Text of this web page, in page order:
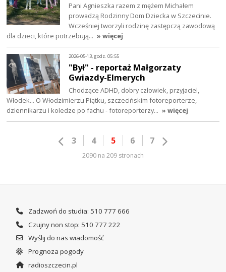
Pani Agnieszka razem z mężem Michałem
prowadzą Rodzinny Dom Dziecka w Szczecinie.
Wcześniej tworzyli rodzinę zastępczą zawodową
dla dzieci, które potrzebują… » więcej
2026-05-13, godz. 05:55
"Był" - reportaż Małgorzaty
Gwiazdy-Elmerych
Chodzące ADHD, dobry człowiek, przyjaciel,
Włodek... O Włodzimierzu Piątku, szczecińskim fotoreporterze,
dziennikarzu i koledze po fachu - fotoreporterzy… » więcej
3 4 5 6 7
2090 na 209 stronach
Zadzwoń do studia: 510 777 666
Czujny non stop: 510 777 222
Wyślij do nas wiadomość
Prognoza pogody
radioszczecin.pl